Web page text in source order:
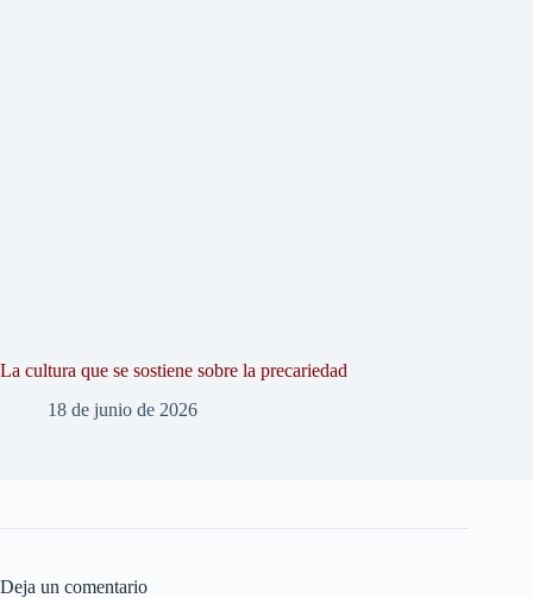
La cultura que se sostiene sobre la precariedad
18 de junio de 2026
Deja un comentario